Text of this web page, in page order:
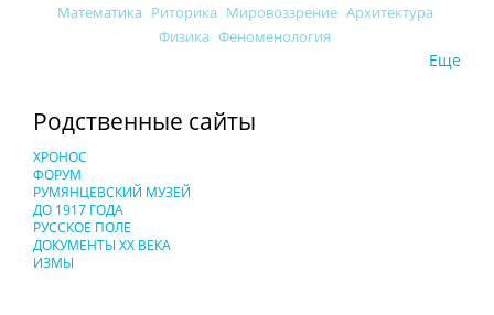
Математика Риторика Мировоззрение Архитектура
Физика Феноменология
Еще
Родственные сайты
ХРОНОС
ФОРУМ
РУМЯНЦЕВСКИЙ МУЗЕЙ
ДО 1917 ГОДА
РУССКОЕ ПОЛЕ
ДОКУМЕНТЫ XX ВЕКА
ИЗМЫ